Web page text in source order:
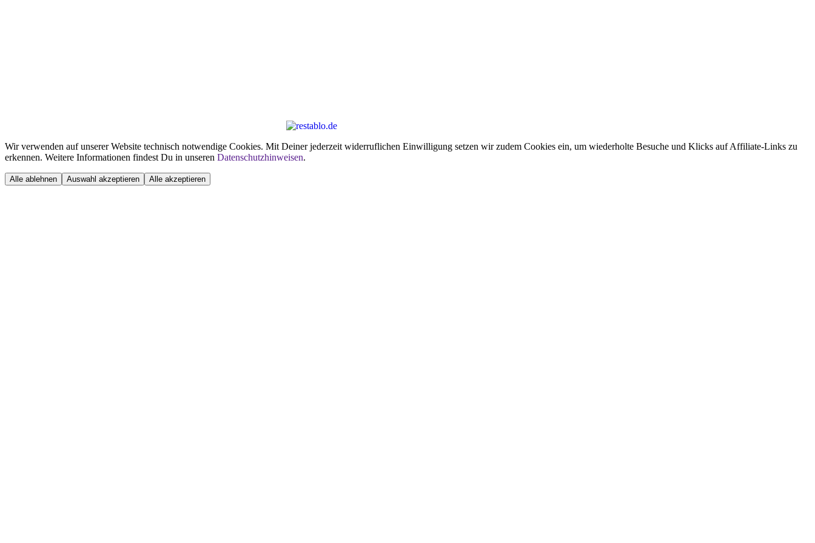
Wir verwenden auf unserer Website technisch notwendige Cookies. Mit Deiner jederzeit widerruflichen Einwilligung setzen wir zudem Cookies ein, um wiederholte Besuche und Klicks auf Affiliate-Links zu
erkennen. Weitere Informationen findest Du in unseren Datenschutzhinweisen.
Alle ablehnen Auswahl akzeptieren Alle akzeptieren